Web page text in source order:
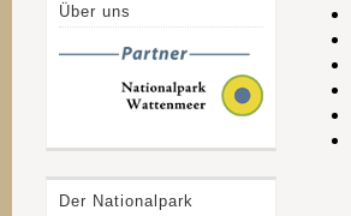
Über uns
Der Nationalpark